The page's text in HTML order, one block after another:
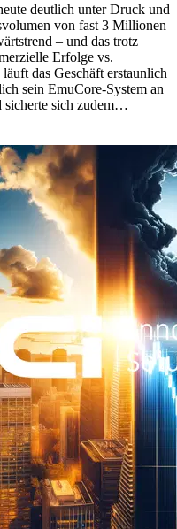
deutlich unter Druck und
von fast 3 Millionen
– und das trotz
Erfolge vs.
das Geschäft erstaunlich
sein EmuCore-System an
sicherte sich zudem…